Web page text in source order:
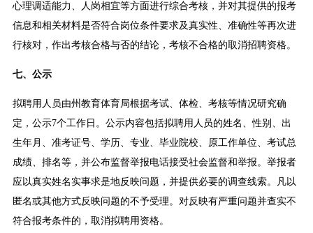
心理调适能力、人岗相宜等方面进行综合考核，并对其提供的报考
信息和相关材料是否符合岗位条件要求及真实性、准确性等再次进
行核对，作出考核合格与否的结论，考核不合格的取消招聘资格。
七、公示
拟聘用人员由州教育体育局根据考试、体检、考核等情况研究确
定，公示7个工作日。公示内容包括拟聘用人员的姓名、性别、出
生年月、准考证号、学历、专业、毕业院校、原工作单位、考试总
成绩、排名等，并公布监督举报电话接受社会监督和举报。举报者
应以真实姓名实事求是地反映问题，并提供必要的调查线索。凡以
匿名或其他方式反映问题的不予受理。对反映有严重问题并查实不
符合报考条件的，取消拟聘用资格。